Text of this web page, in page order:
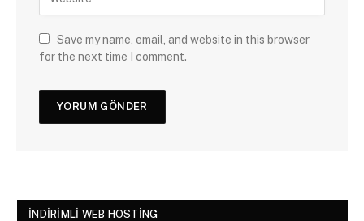
Save my name, email, and website in this browser
for the next time I comment.
İNDIRIMLI WEB HOSTING